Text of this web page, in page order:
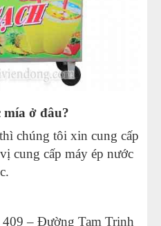
mía ở đâu?
chúng tôi xin cung cấp
cung cấp máy ép nước
– Đường Tam Trinh